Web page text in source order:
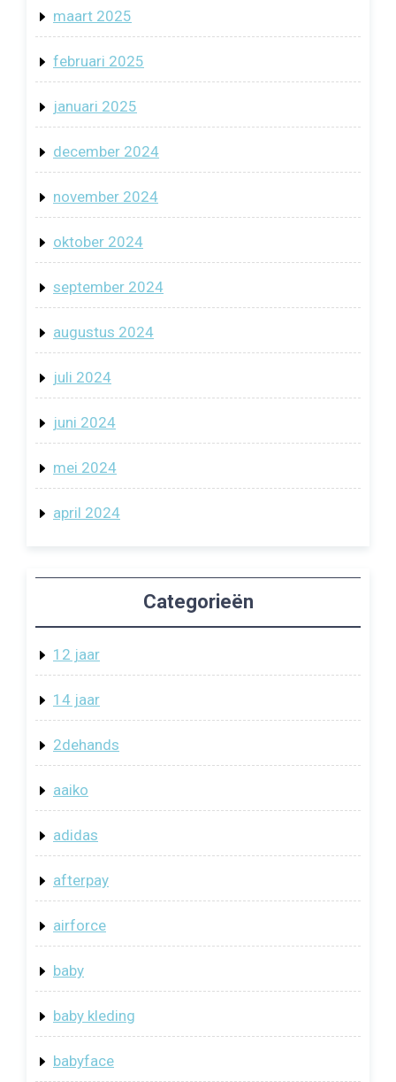
maart 2025
februari 2025
januari 2025
december 2024
november 2024
oktober 2024
september 2024
augustus 2024
juli 2024
juni 2024
mei 2024
april 2024
Categorieën
12 jaar
14 jaar
2dehands
aaiko
adidas
afterpay
airforce
baby
baby kleding
babyface